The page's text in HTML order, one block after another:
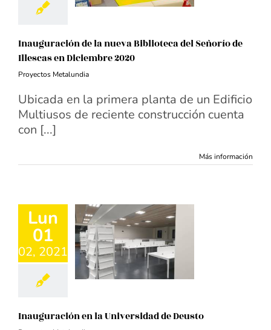
Inauguración de la nueva Biblioteca del Señorío de
Illescas en Diciembre 2020
Proyectos Metalundia
Ubicada en la primera planta de un Edificio
Multiusos de reciente construcción cuenta
con [...]
Más información
Lun
01
02, 2021
Inauguración en la
Inauguración en la Universidad de Deusto